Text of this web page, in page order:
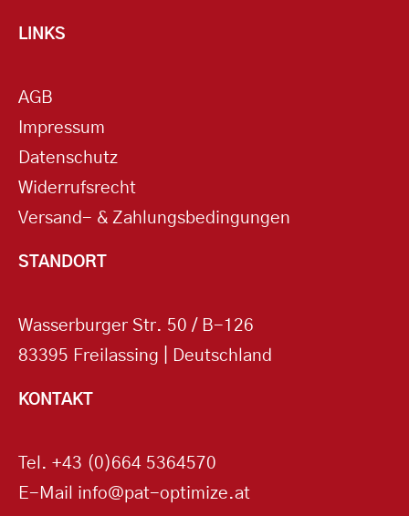
LINKS
AGB
Impressum
Datenschutz
Widerrufsrecht
Versand- & Zahlungsbedingungen
STANDORT
Wasserburger Str. 50 / B-126
83395 Freilassing | Deutschland
KONTAKT
Tel. +43 (0)664 5364570
E-Mail info@pat-optimize.at